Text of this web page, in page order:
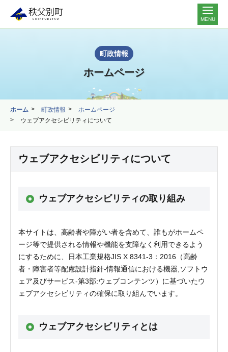
MENU
町政情報
ホームページ
ホーム 町政情報
ホームページ
ウェブアクセシビリティについて
ウェブアクセシビリティについて
ウェブアクセシビリティの取り組み
本サイトは、高齢者や障がい者を含めて、誰もがホームペ
ージ等で提供される情報や機能を支障なく利用できるよう
にするために、日本工業規格JIS X 8341-3：2016（高齢
者・障害者等配慮設計指針-情報通信における機器,ソフトウ
ェア及びサービス-第3部:ウェブコンテンツ）に基づいたウ
ェブアクセシビリティの確保に取り組んでいます。
ウェブアクセシビリティとは